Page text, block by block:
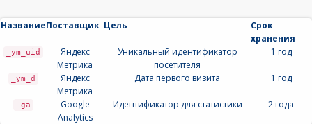
НазваниеПоставщик Цель
Срок
хранения
_ym_uid
Яндекс
Метрика
Уникальный идентификатор
посетителя
1 год
_ym_d
Яндекс
Метрика
Дата первого визита 1 год
_ga
Google
Analytics
Идентификатор для статистики 2 года